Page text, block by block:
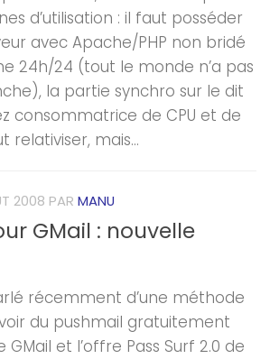
d’utilisation : il faut posséder
avec Apache/PHP non bridé
24h/24 (tout le monde n’a pas
la partie synchro sur le dit
consommatrice de CPU et de
relativiser, mais...
2008 PAR MANU
GMail : nouvelle
récemment d’une méthode
du pushmail gratuitement
et l’offre Pass Surf 2.0 de